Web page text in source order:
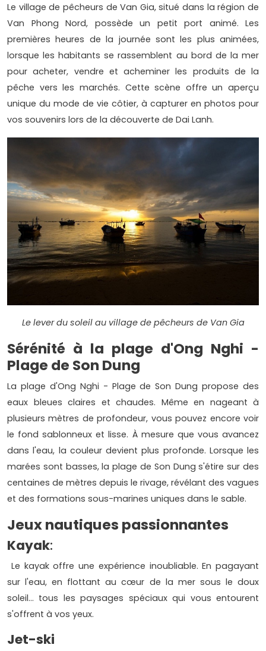
Le village de pêcheurs de Van Gia, situé dans la région de
Van Phong Nord, possède un petit port animé. Les
premières heures de la journée sont les plus animées,
lorsque les habitants se rassemblent au bord de la mer
pour acheter, vendre et acheminer les produits de la
pêche vers les marchés. Cette scène offre un aperçu
unique du mode de vie côtier, à capturer en photos pour
vos souvenirs lors de la découverte de Dai Lanh.
Le lever du soleil au village de pêcheurs de Van Gia
Sérénité à la plage d'Ong Nghi -
Plage de Son Dung
La plage d'Ong Nghi - Plage de Son Dung propose des
eaux bleues claires et chaudes. Même en nageant à
plusieurs mètres de profondeur, vous pouvez encore voir
le fond sablonneux et lisse. À mesure que vous avancez
dans l'eau, la couleur devient plus profonde. Lorsque les
marées sont basses, la plage de Son Dung s'étire sur des
centaines de mètres depuis le rivage, révélant des vagues
et des formations sous-marines uniques dans le sable.
Jeux nautiques passionnantes
Kayak:
Le kayak offre une expérience inoubliable. En pagayant
sur l'eau, en flottant au cœur de la mer sous le doux
soleil... tous les paysages spéciaux qui vous entourent
s'offrent à vos yeux.
Jet-ski